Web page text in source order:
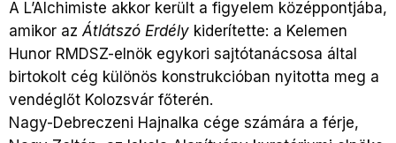
A L’Alchimiste akkor került a figyelem középpontjába,
amikor az Átlátszó Erdély kiderítette: a Kelemen
Hunor RMDSZ-elnök egykori sajtótanácsosa által
birtokolt cég különös konstrukcióban nyitotta meg a
vendéglőt Kolozsvár főterén.
Nagy-Debreczeni Hajnalka cége számára a férje,